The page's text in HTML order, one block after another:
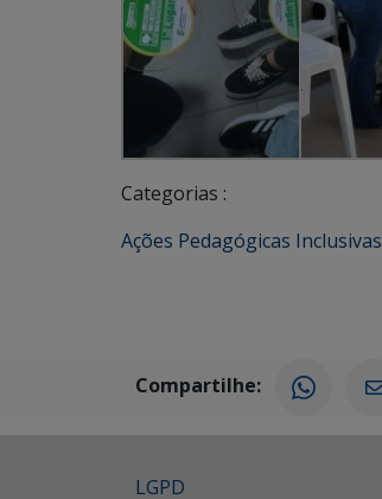
Categorias :
Ações Pedagógicas Inclusivas
Compartilhe:
LGPD